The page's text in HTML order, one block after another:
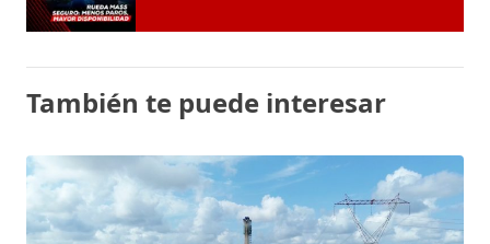
También te puede interesar